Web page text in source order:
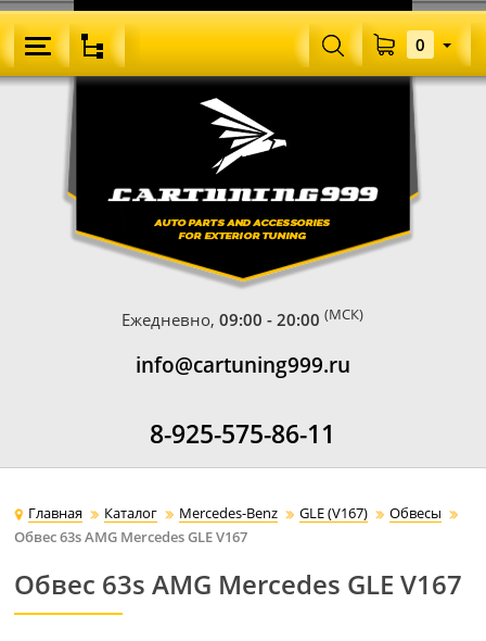
Ежедневно,09:00 - 20:00 (МСК)
info@cartuning999.ru
8-925-575-86-11
0
Главная Каталог Mercedes-Benz GLE (V167)
Обвесы
Обвес 63s AMG Mercedes GLE V167
Обвес 63s AMG Mercedes GLE V167